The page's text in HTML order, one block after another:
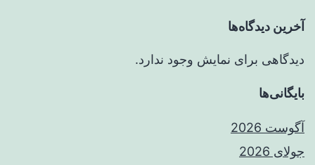
آخرین دیدگاه‌ها
دیدگاهی برای نمایش وجود ندارد.
بایگانی‌ها
آگوست 2026
جولای 2026